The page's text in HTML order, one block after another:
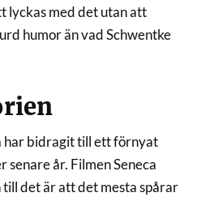
lyckas med det utan att
humor än vad Schwentke
har bidragit till ett förnyat
senare år. Filmen Seneca
det är att det mesta spårar